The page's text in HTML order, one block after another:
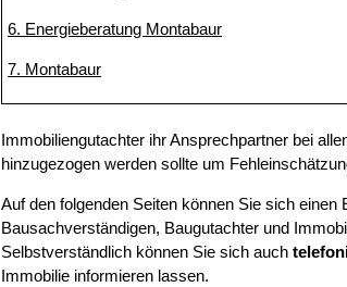
6. Energieberatung Montabaur
7. Montabaur
Immobiliengutachter ihr Ansprechpartner bei
hinzugezogen werden sollte um
Auf den folgenden Seiten können Sie sich einen
Bausachverständigen, Baugutachter und
Selbstverständlich können Sie sich auch
Immobilie informieren lassen.